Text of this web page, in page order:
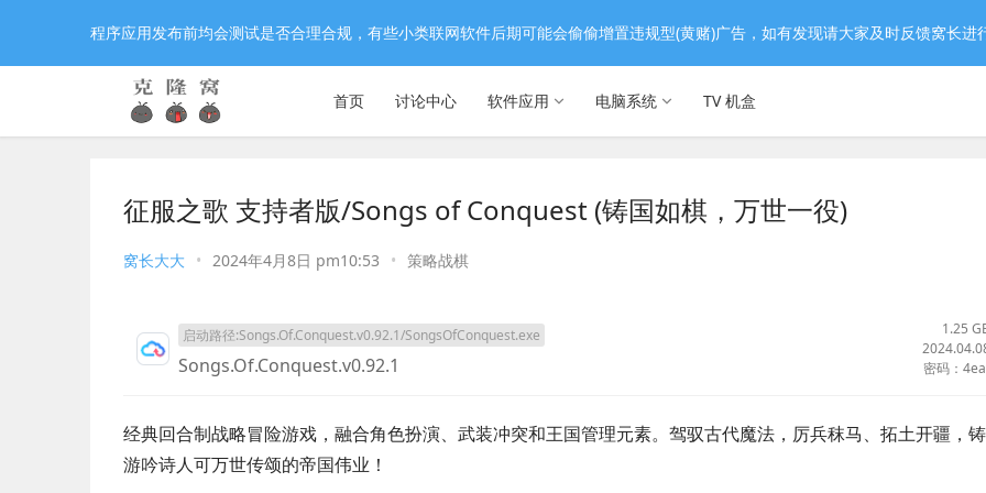
首页 讨论中心 软件应用 电脑系统 TV 机盒
征服之歌 支持者版/Songs of Conquest (铸国如棋，万世一役)
窝长大大 • 2024年4月8日 pm10:53 • 策略战棋
启动路径:Songs.Of.Conquest.v0.92.1/SongsOfConquest.exe
Songs.Of.Conquest.v0.92.1
1.25
密码：
经典回合制战略冒险游戏，融合角色扮演、武装冲突和王国管理元素。驾驭古代魔法，厉兵秣马、拓土开疆，
游吟诗人可万世传颂的帝国伟业！
程序应用发布前均会测试是否合理合规，有些小类联网软件后期可能会偷偷增置违规型(黄赌)广告，如有发现请大家及时反馈窝长进